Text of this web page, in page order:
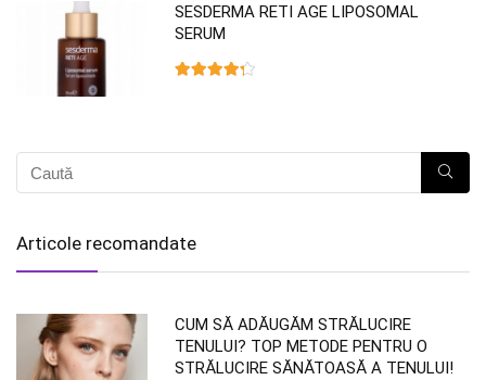
SESDERMA RETI AGE LIPOSOMAL
SERUM
Articole recomandate
CUM SĂ ADĂUGĂM STRĂLUCIRE
TENULUI? TOP METODE PENTRU O
STRĂLUCIRE SĂNĂTOASĂ A TENULUI!